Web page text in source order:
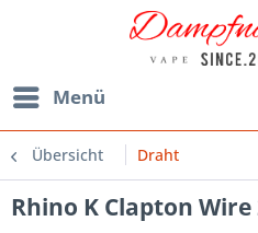
Menü
Übersicht Draht
Rhino K Clapton Wire